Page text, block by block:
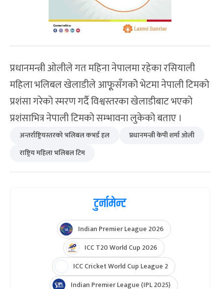
प्रधानमन्त्री ओलीले गत महिना नेपालमा रहेका रसियाली
महिला भलिबल खेलाडीले आफूूसँगकोे भेटमा नेपाली टिमको
प्रशंसा गरेको स्मरण गर्दै विश्वस्तरका खेलाडीबाट भएको
प्रशंसाभित्र नेपाली टिमको सम्भावना लुकेको बताए ।
अन्तर्राष्ट्रियस्तरको भलिबल कभर्ड हल
प्रधानमन्त्री केपी शर्मा ओली
राष्ट्रिय महिला भलिबल टिम
टुर्नामेन्ट
Indian Premier League 2026
ICC T20 World Cup 2026
ICC Cricket World Cup League 2
Indian Premier League (IPL 2025)